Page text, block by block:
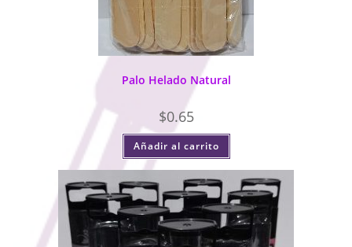
Palo Helado Natural
$0.65
Añadir al carrito